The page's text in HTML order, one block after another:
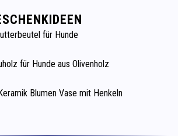
für Hunde
für Hunde aus Olivenholz
Blumen Vase mit Henkeln